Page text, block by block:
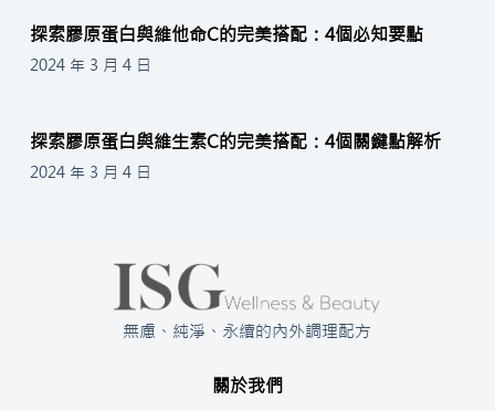
探索膠原蛋白與維他命C的完美搭配：4個必知要點
2024 年 3 月 4 日
探索膠原蛋白與維生素C的完美搭配：4個關鍵點解析
2024 年 3 月 4 日
無慮、純淨、永續的內外調理配方
關於我們